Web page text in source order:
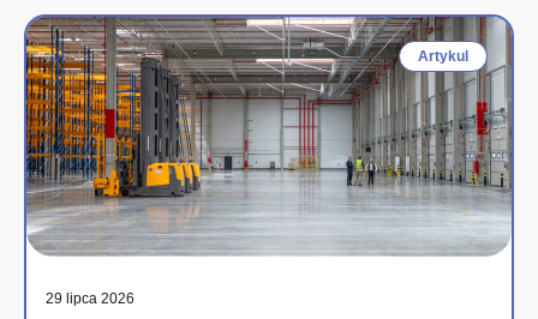
Artykul
29 lipca 2026